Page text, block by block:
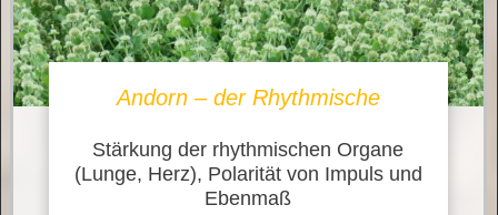
Andorn – der Rhythmische
Stärkung der rhythmischen Organe
(Lunge, Herz), Polarität von Impuls und
Ebenmaß